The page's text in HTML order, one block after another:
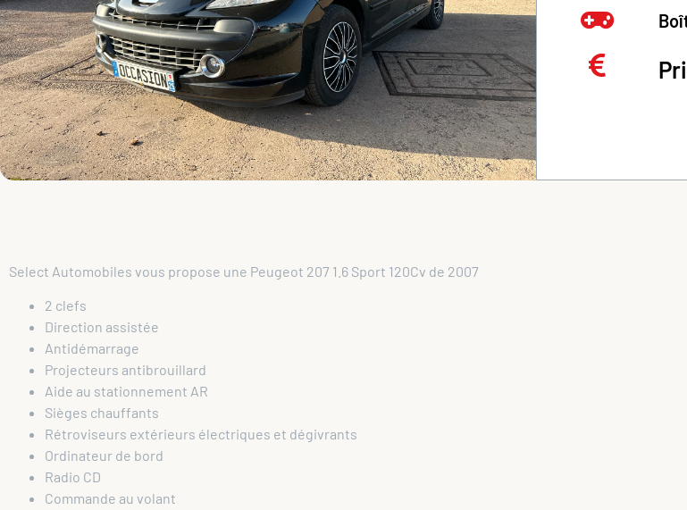
Select Automobiles vous propose une Peugeot 207 1.6 Sport 120Cv de 2007
2 clefs
Direction assistée
Antidémarrage
Projecteurs antibrouillard
Aide au stationnement AR
Sièges chauffants
Rétroviseurs extérieurs électriques et dégivrants
Ordinateur de bord
Radio CD
Commande au volant